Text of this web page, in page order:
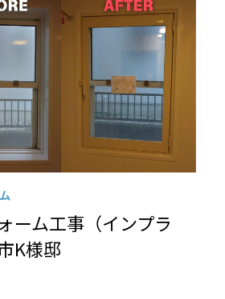
ーム工事（インプラ
K様邸